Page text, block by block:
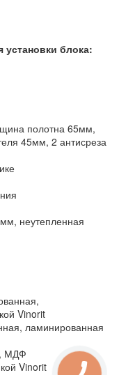
блока:
полотна 65мм,
45мм, 2 антисреза
неутепленная
Vinorit
ламинированная
МДФ
Vinorit